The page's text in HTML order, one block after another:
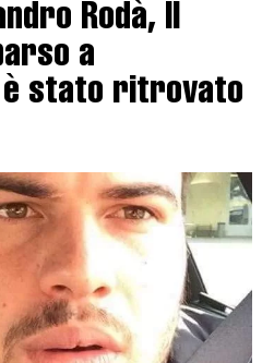
Rodà, Il
a
è stato ritrovato